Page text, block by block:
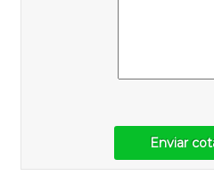
Enviar